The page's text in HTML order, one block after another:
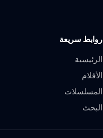
روابط سريعة
الرئيسية
الأفلام
المسلسلات
البحث